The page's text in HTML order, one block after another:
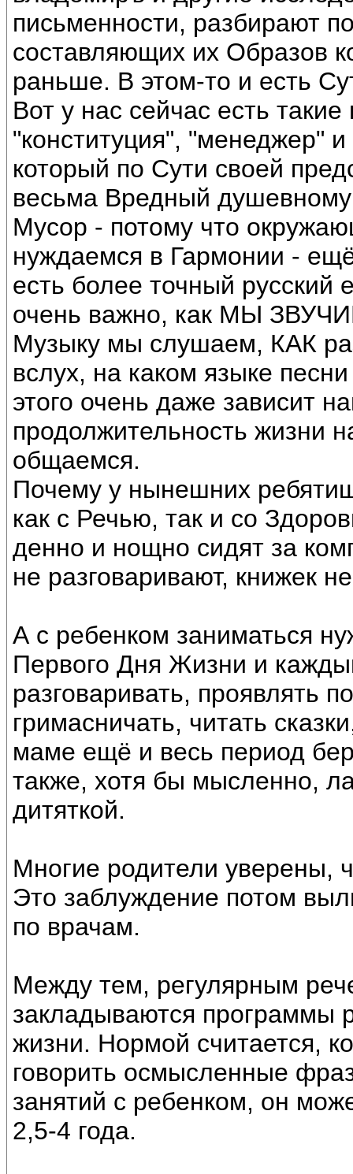
письменности, разбирают
составляющих их Образов
раньше. В этом-то и есть
Вот у нас сейчас есть
"конституция", "менеджер"
который по Сути своей
весьма Вредный
Мусор - потому что
нуждаемся в Гармонии -
есть более точный русский
очень важно, как МЫ
Музыку мы слушаем, КАК
вслух, на каком языке
этого очень даже зависит
продолжительность жизни
общаемся.
Почему у нынешних
как с Речью, так и со
денно и нощно сидят за
не разговаривают, книжек
А с ребенком заниматься
Первого Дня Жизни и
разговаривать, проявлять
гримасничать, читать
маме ещё и весь период
также, хотя бы мысленно,
дитяткой.
Многие родители уверены,
Это заблуждение потом
по врачам.
Между тем, регулярным
закладываются программы
жизни. Нормой считается,
говорить осмысленные
занятий с ребенком, он
2,5-4 года.